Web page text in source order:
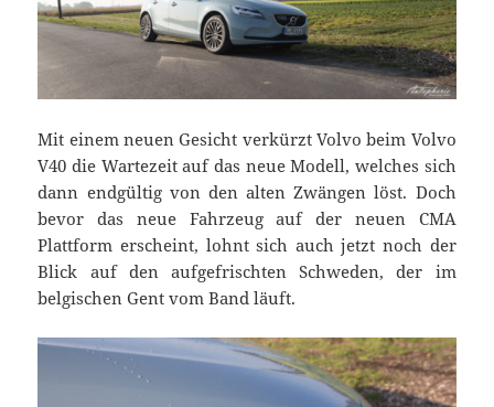
Mit einem neuen Gesicht verkürzt Volvo beim Volvo
V40 die Wartezeit auf das neue Modell, welches sich
dann endgültig von den alten Zwängen löst. Doch
bevor das neue Fahrzeug auf der neuen CMA
Plattform erscheint, lohnt sich auch jetzt noch der
Blick auf den aufgefrischten Schweden, der im
belgischen Gent vom Band läuft.